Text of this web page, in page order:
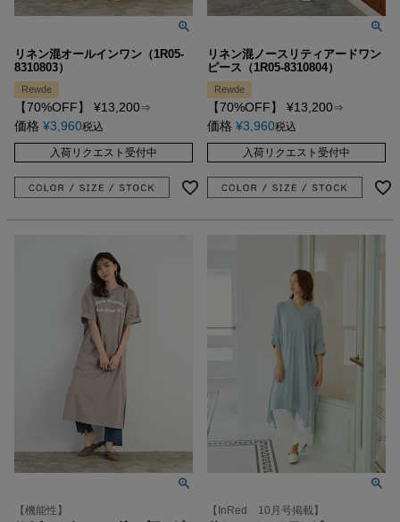
リネン混オールインワン（1R05-
8310803）
Rewde
【70%OFF】 ¥13,200⇒
価格 ¥3,960税込
入荷リクエスト受付中
リネン混ノースリティアードワン
ピース（1R05-8310804）
Rewde
【70%OFF】 ¥13,200⇒
価格 ¥3,960税込
入荷リクエスト受付中
【機能性】 【InRed 10月号掲載】